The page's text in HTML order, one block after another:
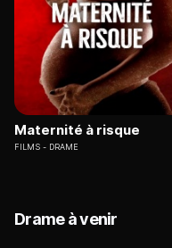
Maternité à risque
FILMS DRAME
Drame à venir